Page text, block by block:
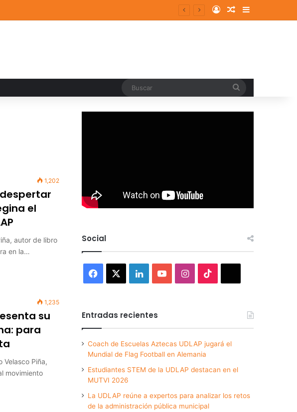
Log InRandom Article
Sidebar
1,202
el
autor de libro
en la…
1,235
su
para
Velasco Piña,
movimiento
Social
Facebook LinkedInYouTubeInstagram
Entradas recientes
Coach de Escuelas Aztecas UDLAP jugará el
Mundial de Flag Football en Alemania
Estudiantes STEM de la UDLAP destacan en el
MUTVI 2026
La UDLAP reúne a expertos para analizar los retos
de la administración pública municipal